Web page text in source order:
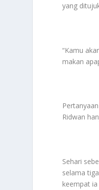
yang
“Kamu
makan
Ridwan
Sehari
selama
keempat